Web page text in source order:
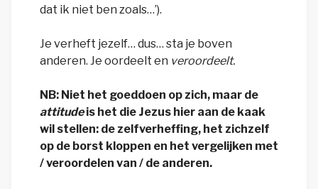
dat ik niet ben zoals…’).
Je verheft jezelf… dus… sta je boven
anderen. Je oordeelt en veroordeelt.
NB: Niet het goeddoen op zich, maar de
attitudeis het die Jezus hier aan de kaak
wil stellen: de zelfverheffing, het zichzelf
op de borst kloppen en het vergelijken met
/ veroordelen van / de anderen.